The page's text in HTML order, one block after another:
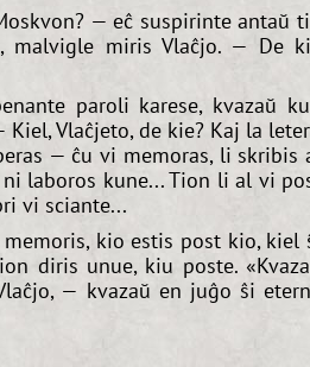
— eĉ suspirinte antaŭ
malvigle miris Vlaĉjo. — De
paroli karese, kvazaŭ
Kiel, Vlaĉjeto, de kie? Kaj la
— ĉu vi memoras, li skribis
laboros kune... Tion li al vi
vi sciante...
kio estis post kio, kiel
diris unue, kiu poste.
— kvazaŭ en juĝo ŝi